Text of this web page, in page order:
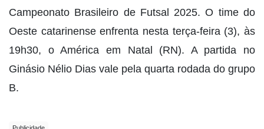
Campeonato Brasileiro de Futsal 2025. O time do
Oeste catarinense enfrenta nesta terça-feira (3), às
19h30, o América em Natal (RN). A partida no
Ginásio Nélio Dias vale pela quarta rodada do grupo
B.